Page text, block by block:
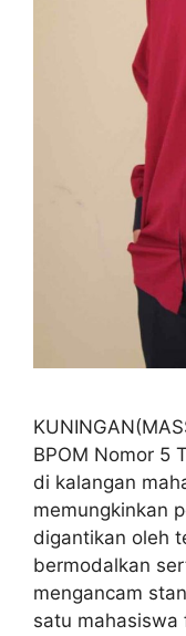
BPOM Nomor 5
di kalangan
memungkinkan
digantikan oleh
bermodalkan
mengancam
satu mahasiswa